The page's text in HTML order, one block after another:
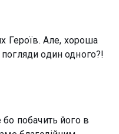
Героїв. Але, хороша
один одного?!
побачить його в